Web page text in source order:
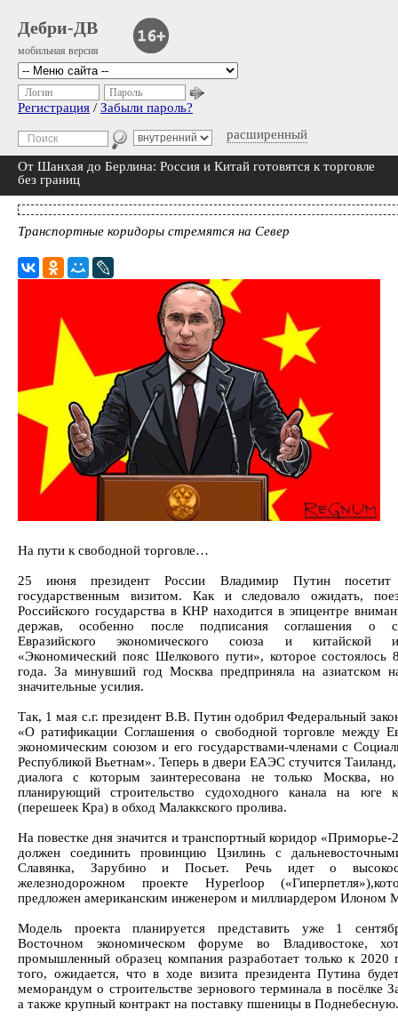
Дебри-ДВ
мобильная версия
расширенный
Логин Пароль
Регистрация / Забыли пароль?
От Шанхая до Берлина: Россия и Китай готовятся к торговле
без границ
Транспортные коридоры стремятся на Север
На пути к свободной торговле…
25 июня президент России Владимир Путин
государственным визитом. Как и следовало ожидать,
Российского государства в КНР находится в эпицентре
держав, особенно после подписания соглашения о
Евразийского экономического союза и китайской
«Экономический пояс Шелкового пути», которое состоялось
года. За минувший год Москва предприняла на азиатском
значительные усилия.
Так, 1 мая с.г. президент В.В. Путин одобрил Федеральный
«О ратификации Соглашения о свободной торговле между
экономическим союзом и его государствами-членами с
Республикой Вьетнам». Теперь в двери ЕАЭС стучится Таиланд,
диалога с которым заинтересована не только Москва,
планирующий строительство судоходного канала на юге
(перешеек Кра) в обход Малаккского пролива.
На повестке дня значится и транспортный коридор «Приморье-
должен соединить провинцию Цзилинь с
Славянка, Зарубино и Посьет. Речь идет о
железнодорожном проекте Hyperloop
предложен американским инженером и миллиардером Илоном
Модель проекта планируется представить уже 1
Восточном экономическом форуме во Владивостоке,
промышленный образец компания разработает только к 2020
того, ожидается, что в ходе визита президента Путина
меморандум о строительстве зернового терминала в посёлке
а также крупный контракт на поставку пшеницы в Поднебесную.